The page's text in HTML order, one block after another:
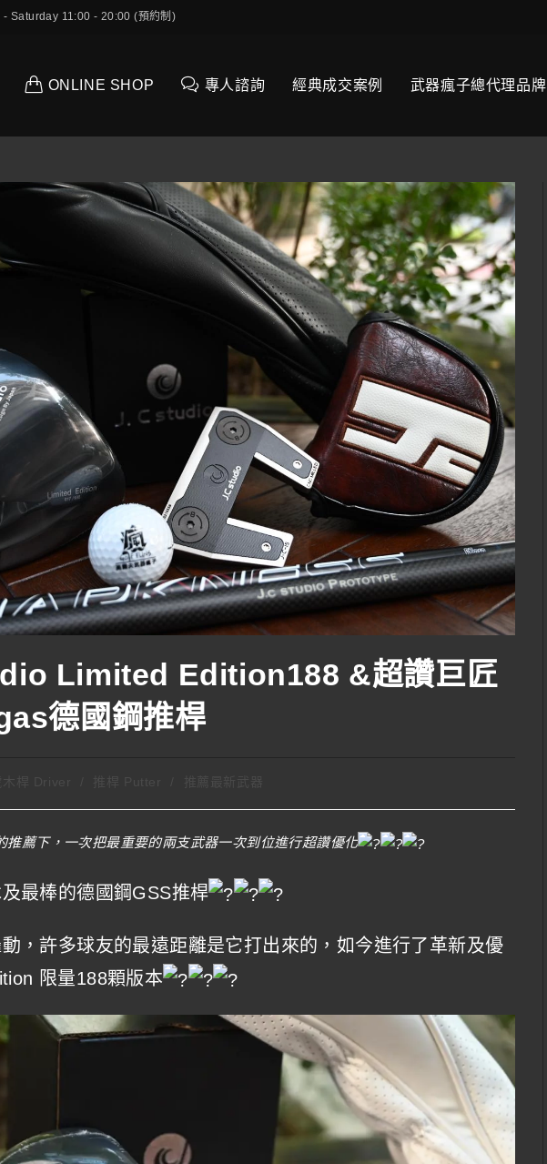
- Saturday 11:00 - 20:00 (預約制)
ONLINE SHOP 專人諮詢 經典成交案例 武器瘋子總代理品牌
Limited Edition188 &超讚巨匠
德國鋼推桿
推薦下，一次把最重要的兩支武器一次到位進行超讚優化
最棒的德國鋼GSS推桿
動，許多球友的最遠距離是它打出來的，如今進行了革新及優
限量188顆版本